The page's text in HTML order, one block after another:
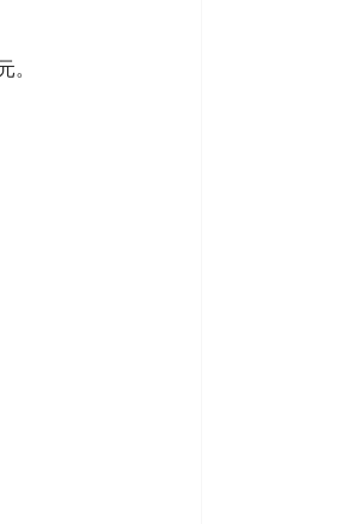
。